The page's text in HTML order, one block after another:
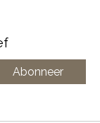
Abonneer